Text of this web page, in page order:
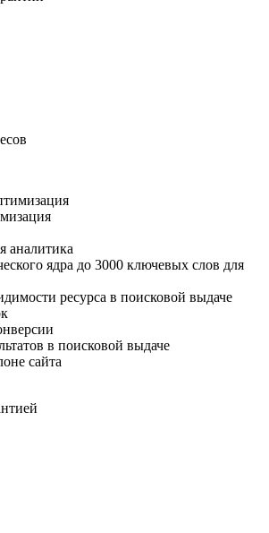
аналитика
ядра до 3000 ключевых слов для
ресурса в поисковой выдаче
в поисковой выдаче
сайта